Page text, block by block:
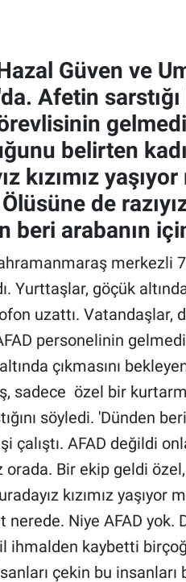
Güven ve
Afetin
belirten
kızımız
de
beri arabanın
merkezli
Yurttaşlar, göçük
uzattı. Vatandaşlar,
personelinin
çıkmasını
sadece özel bir
söyledi. 'Dünden
çalıştı. AFAD değildi
orada. Bir ekip geldi
kızımız
nerede. Niye AFAD
ihmalden kaybetti
çekin bu